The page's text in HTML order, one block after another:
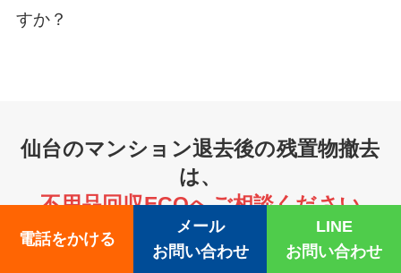
すか？
仙台のマンション退去後の残置物撤去
は、
不用品回収ECOへご相談ください
電話をかける
メール
お問い合わせ
LINE
お問い合わせ